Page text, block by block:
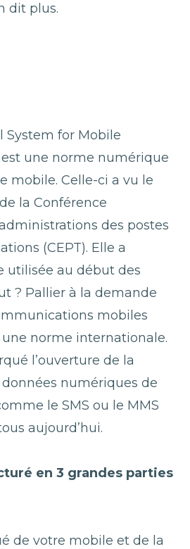
dit plus.
System for Mobile
une norme numérique
mobile. Celle-ci a vu le
la Conférence
des postes
(CEPT). Elle a
utilisée au début des
? Pallier à la demande
mobiles
norme internationale.
l’ouverture de la
numériques de
le SMS ou le MMS
aujourd’hui.
en 3 grandes parties
de votre mobile et de la